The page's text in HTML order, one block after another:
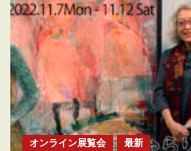
オンライン展覧会 最新